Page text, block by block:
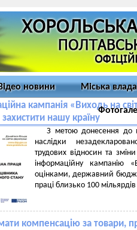
Відео новини Міська влада
кампанія «Виходь на
нашу країну
З метою донесення до
наслідки
трудових відносин та
інформаційну кампанію
оцінками, державний
праці близько 100
компенсацію за товари,